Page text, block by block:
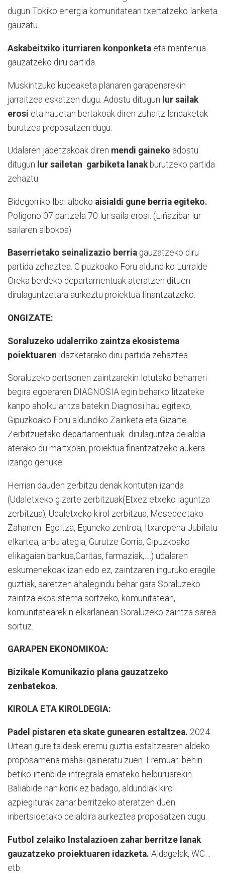
dugun Tokiko energia komunitatean txertatzeko lanketa
gauzatu.
Askabeitxiko iturriaren konponketa eta mantenua
gauzatzeko diru partida.
Muskiritzuko kudeaketa planaren garapenarekin
jarraitzea eskatzen dugu. Adostu ditugun lur sailak
erosi eta hauetan bertakoak diren zuhaitz landaketak
burutzea proposatzen dugu.
Udalaren jabetzakoak diren mendi gaineko adostu
ditugun lur sailetan garbiketa lanakburutzeko partida
zehaztu.
Bidegorriko Ibai alboko aisialdi gune berria egiteko.
Polígono 07 partzela 70 lur saila erosi. (Liñazibar lur
sailaren albokoa)
Baserrietako seinalizazio berria gauzatzeko diru
partida zehaztea. Gipuzkoako Foru aldundiko Lurralde
Oreka berdeko departamentuak ateratzen dituen
dirulaguntzetara aurkeztu proiektua finantzatzeko.
ONGIZATE:
Soraluzeko udalerriko zaintza ekosistema
poiektuaren idazketarako diru partida zehaztea.
Soraluzeko pertsonen zaintzarekin lotutako beharreri
begira egoeraren DIAGNOSIA egin beharko litzateke
kanpo aholkularitza batekin.Diagnosi hau egiteko,
Gipuzkoako Foru aldundiko Zainketa eta Gizarte
Zerbitzuetako departamentuak dirulaguntza deialdia
aterako du martxoan, proiektua finantzatzeko aukera
izango genuke.
Herrian dauden zerbitzu denak kontutan izanda
(Udaletxeko gizarte zerbitzuak(Etxez etxeko laguntza
zerbitzua), Udaletxeko kirol zerbitzua, Mesedeetako
Zaharren Egoitza, Eguneko zentroa, Itxaropena Jubilatu
elkartea, anbulategia, Gurutze Gorria, Gipuzkoako
elikagaian bankua,Caritas, farmaziak,….) udalaren
eskumenekoak izan edo ez, zaintzaren inguruko eragile
guztiak, saretzen ahalegindu behar gara Soraluzeko
zaintza ekosistema sortzeko, komunitatean,
komunitatearekin elkarlanean Soraluzeko zaintza sarea
sortuz.
GARAPEN EKONOMIKOA:
Bizikale Komunikazio plana gauzatzeko
zenbatekoa.
KIROLA ETA KIROLDEGIA:
Padel pistaren eta skate gunearen estaltzea. 2024.
Urtean gure taldeak eremu guztia estaltzearen aldeko
proposamena mahai gaineratu zuen. Eremuari behin
betiko irtenbide intregrala emateko helburuarekin.
Baliabide nahikorik ez badago, aldundiak kirol
azpiegiturak zahar berritzeko ateratzen duen
inbertsioetako deialdira aurkeztea proposatzen dugu.
Futbol zelaiko Instalazioen zahar berritze lanak
gauzatzeko proiektuaren idazketa. Aldagelak, WC…
etb.